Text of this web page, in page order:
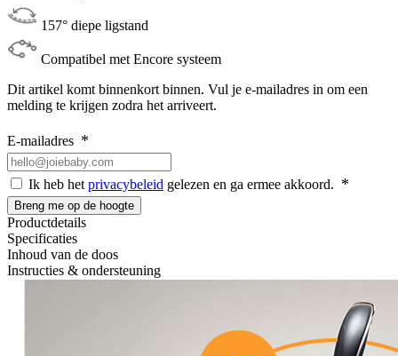
157° diepe ligstand
Compatibel met Encore systeem
Dit artikel komt binnenkort binnen. Vul je e-mailadres in om een
melding te krijgen zodra het arriveert.
E-mailadres
Ik heb het privacybeleid gelezen en ga ermee akkoord.
Breng me op de hoogte
Productdetails
Specificaties
Inhoud van de doos
Instructies & ondersteuning